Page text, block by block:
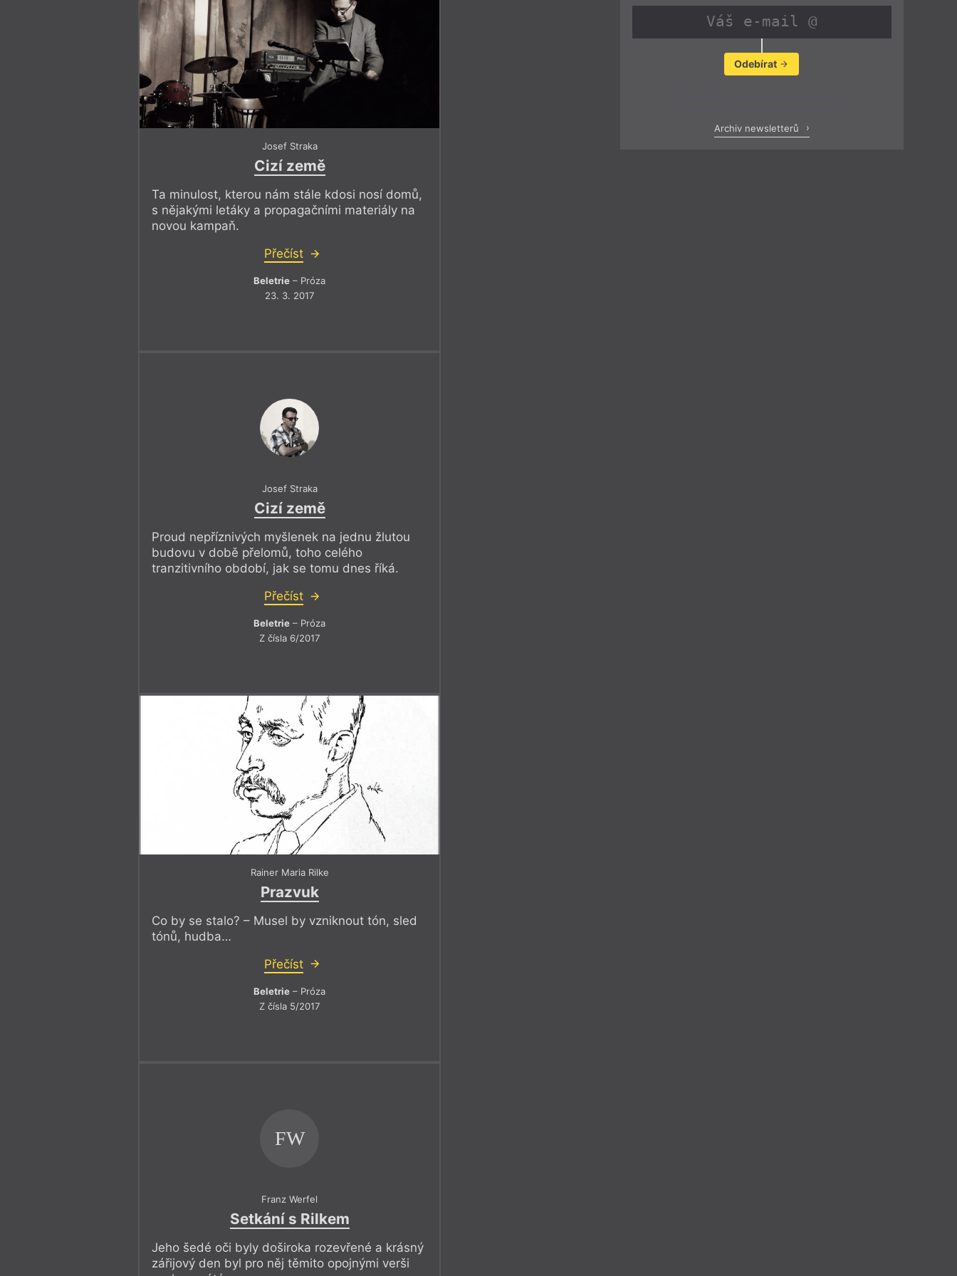
Josef Straka
Cizí země
Ta minulost, kterou nám stále kdosi nosí domů,
s nějakými letáky a propagačními materiály na
novou kampaň.
Přečíst
Beletrie – Próza
23. 3. 2017
Josef Straka
Cizí země
Proud nepříznivých myšlenek na jednu žlutou
budovu v době přelomů, toho celého
tranzitivního období, jak se tomu dnes říká.
Přečíst
Beletrie – Próza
Z čísla 6/2017
Rainer Maria Rilke
Prazvuk
Co by se stalo? – Musel by vzniknout tón, sled
tónů, hudba…
Přečíst
Beletrie – Próza
Z čísla 5/2017
FW
Franz Werfel
Setkání s Rilkem
Jeho šedé oči byly doširoka rozevřené a krásný
zářijový den byl pro něj těmito opojnými verši
Odebírat
Archiv newsletterů